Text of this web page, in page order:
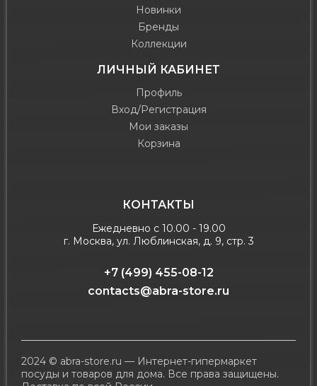
Новинки
Бренды
Коллекции
ЛИЧНЫЙ КАБИНЕТ
Профиль
Вход/Регистрация
Мои заказы
Корзина
КОНТАКТЫ
Ежедневно с 10.00 - 19.00
г. Москва, ул. Люблинская, д. 9, стр. 3
+7 (499) 455-08-12
contacts@abra-store.ru
2024 © abra-store.ru — Интернет-гипермаркет
посуды и товаров для дома. Все права защищены.